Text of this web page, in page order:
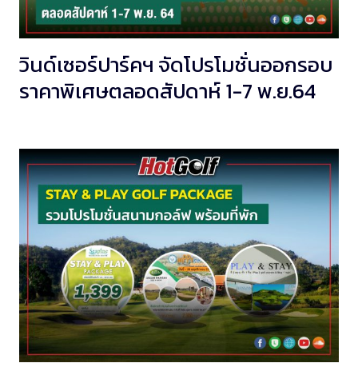
วินด์เซอร์ปาร์คฯ จัดโปรโมชั่นออกรอบ
ราคาพิเศษตลอดสัปดาห์ 1-7 พ.ย.64